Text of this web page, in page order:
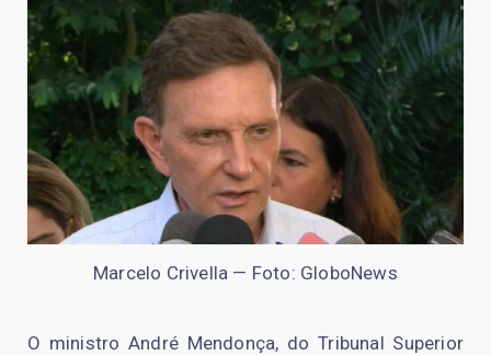
Marcelo Crivella — Foto: GloboNews
O ministro André Mendonça, do Tribunal Superior